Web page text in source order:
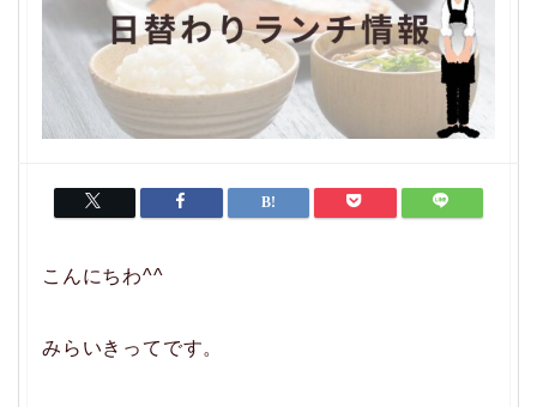
こんにちわ^^
みらいきってです。